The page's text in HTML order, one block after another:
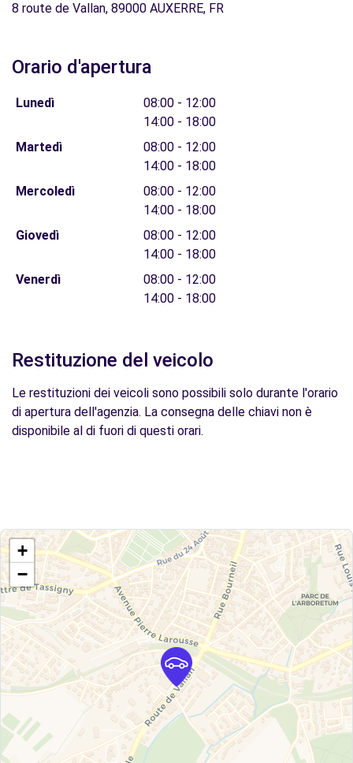
8 route de Vallan, 89000 AUXERRE, FR
Orario d'apertura
Lunedì
08:00 - 12:00
14:00 - 18:00
Martedì
08:00 - 12:00
14:00 - 18:00
Mercoledì
08:00 - 12:00
14:00 - 18:00
Giovedì
08:00 - 12:00
14:00 - 18:00
Venerdì
08:00 - 12:00
14:00 - 18:00
Restituzione del veicolo
Le restituzioni dei veicoli sono possibili solo durante l'orario
di apertura dell'agenzia. La consegna delle chiavi non è
disponibile al di fuori di questi orari.
+
−